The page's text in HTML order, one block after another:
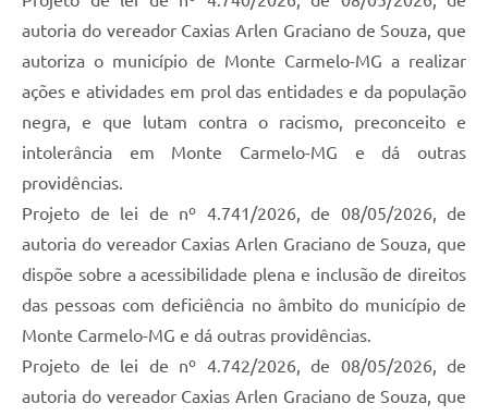
autoria do vereador Caxias Arlen Graciano de Souza, que
autoriza o município de Monte Carmelo-MG a realizar
ações e atividades em prol das entidades e da população
negra, e que lutam contra o racismo, preconceito e
intolerância em Monte Carmelo-MG e dá outras
providências.
Projeto de lei de nº 4.741/2026, de 08/05/2026, de
autoria do vereador Caxias Arlen Graciano de Souza, que
dispõe sobre a acessibilidade plena e inclusão de direitos
das pessoas com deficiência no âmbito do município de
Monte Carmelo-MG e dá outras providências.
Projeto de lei de nº 4.742/2026, de 08/05/2026, de
autoria do vereador Caxias Arlen Graciano de Souza, que